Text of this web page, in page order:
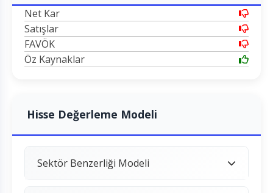
Net Kar
Satışlar
FAVÖK
Öz Kaynaklar
Hisse Değerleme Modeli
Sektör Benzerliği Modeli